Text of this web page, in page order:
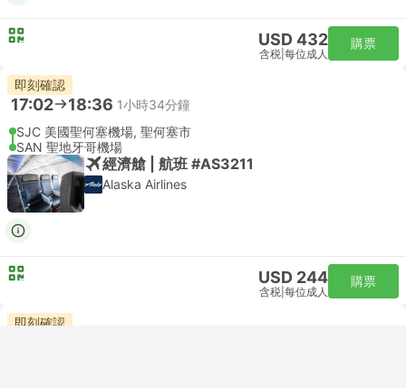
USD 432
含税 每位成人
購票
即刻確認
17:02 18:36 1小時34分鐘
SJC 美國聖何塞機場, 聖何塞市
SAN 聖地牙哥機場
經濟艙 | 航班 #AS3211
Alaska Airlines
USD 244
含税 每位成人
購票
即刻確認